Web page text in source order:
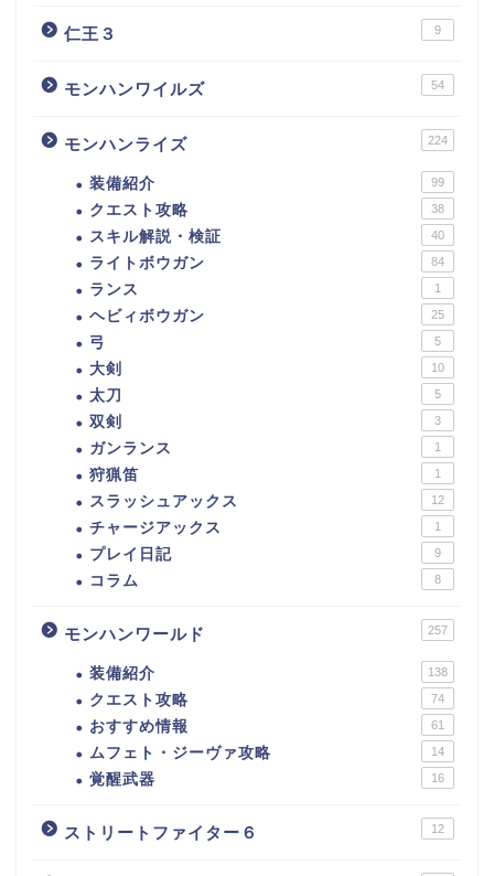
仁王３ 9
モンハンワイルズ 54
モンハンライズ 224
装備紹介 99
クエスト攻略 38
スキル解説・検証 40
ライトボウガン 84
ランス 1
ヘビィボウガン 25
弓 5
大剣 10
太刀 5
双剣 3
ガンランス 1
狩猟笛 1
スラッシュアックス 12
チャージアックス 1
プレイ日記 9
コラム 8
モンハンワールド 257
装備紹介 138
クエスト攻略 74
おすすめ情報 61
ムフェト・ジーヴァ攻略 14
覚醒武器 16
ストリートファイター６ 12